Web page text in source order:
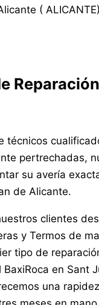
(
técnicos
pertrechadas,
su avería
de Alicante.
clientes
y Termos de
tipo de
en Sant
una